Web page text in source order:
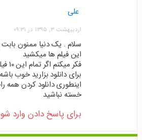
علی
اردیبهشت ۳, ۱۳۹۵ در ۰۹:۳۱
سلام . یک دنیا ممنون بابت
این فیلم ها میکشید
فکر
برای دانلود بزارید خوب باشه
اینطوری دانلود کردن
خسته نباشید
برای پاسخ دادن وارد